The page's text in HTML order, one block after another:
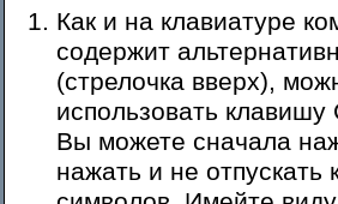
Как и на клавиатуре
содержит
(стрелочка вверх),
использовать клавишу
Вы можете сначала
нажать и не отпускать